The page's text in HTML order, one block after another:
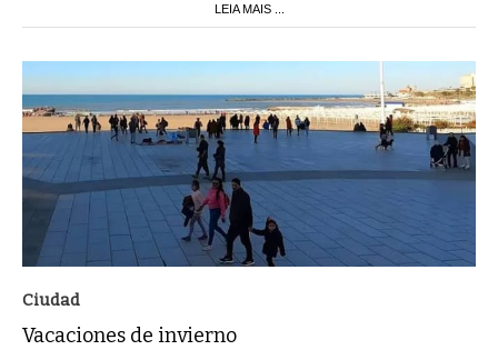
LEIA MAIS ...
Ciudad
Vacaciones de invierno